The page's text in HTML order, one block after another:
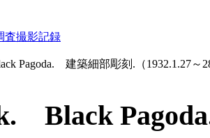
査撮影記録
Pagoda. 建築細部彫刻.（1932.1.27～
Black